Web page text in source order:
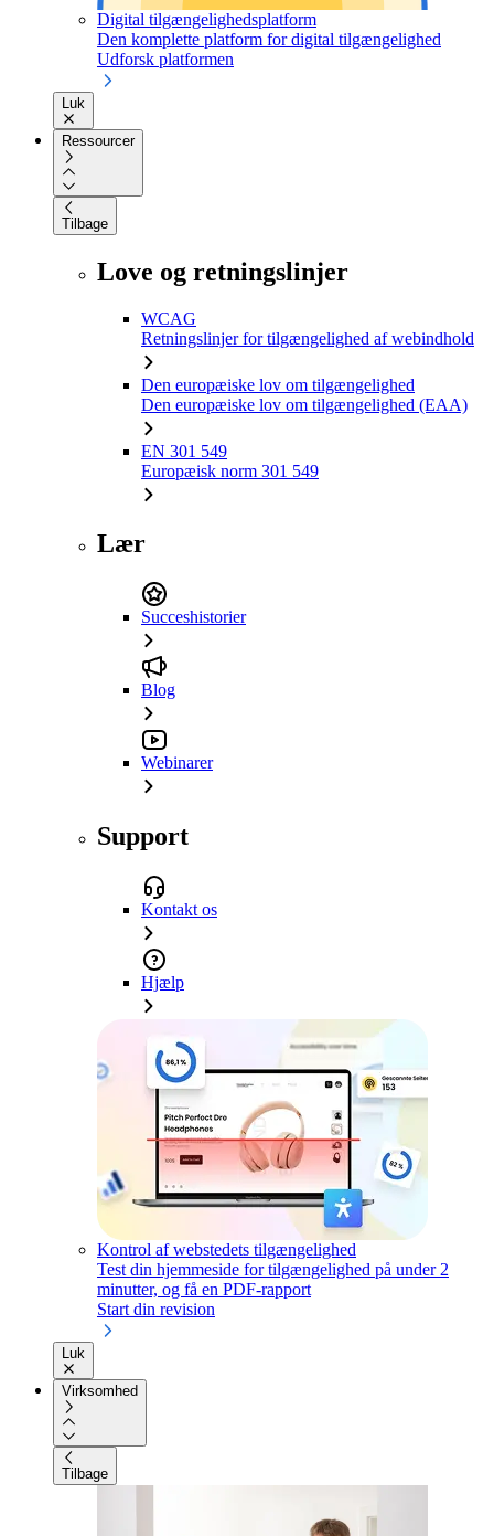
Digital tilgængelighedsplatform
Den komplette platform for digital tilgængelighed
Udforsk platformen
Luk
Ressourcer
Tilbage
Love og retningslinjer
WCAG
Retningslinjer for tilgængelighed af webindhold
Den europæiske lov om tilgængelighed
Den europæiske lov om tilgængelighed (EAA)
EN 301 549
Europæisk norm 301 549
Lær
Succeshistorier
Blog
Webinarer
Support
Kontakt os
Hjælp
Kontrol af webstedets tilgængelighed
Test din hjemmeside for tilgængelighed på under 2
minutter, og få en PDF-rapport
Start din revision
Luk
Virksomhed
Tilbage